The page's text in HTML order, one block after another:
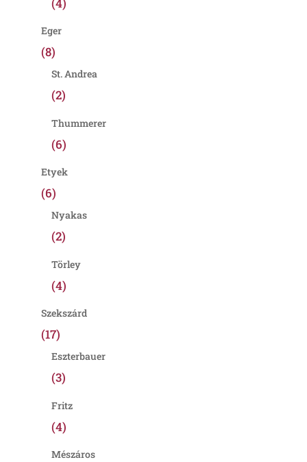
Eger
(8)
St. Andrea
(2)
Thummerer
(6)
Etyek
(6)
Nyakas
(2)
Törley
(4)
Szekszárd
(17)
Eszterbauer
(3)
Fritz
(4)
Mészáros